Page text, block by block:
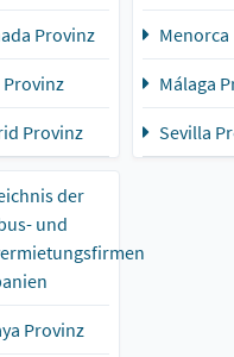
Provinz
Provinz
Provinz
Málaga
Sevilla
der
und
Provinz